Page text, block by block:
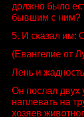
должно было
бывшим с ним?
5. И сказал им:
(Евангелие от
Лень и
Он послал двух
наплевать на
хозяев